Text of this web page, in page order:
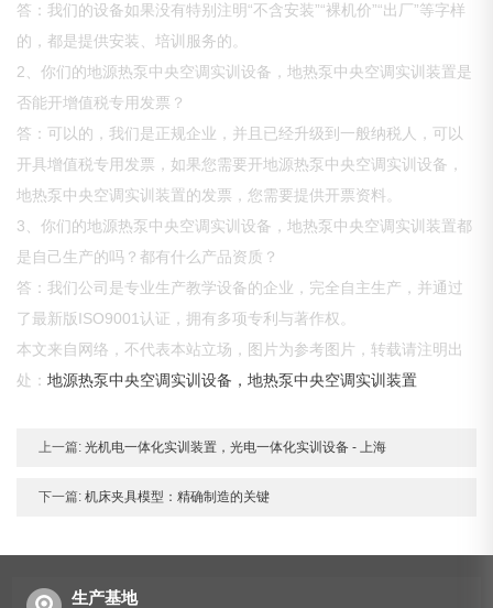
答：我们的设备如果没有特别注明“不含安装”“裸机价”“出厂”等字样
的，都是提供安装、培训服务的。
2、你们的地源热泵中央空调实训设备，地热泵中央空调实训装置是
否能开增值税专用发票？
答：可以的，我们是正规企业，并且已经升级到一般纳税人，可以
开具增值税专用发票，如果您需要开地源热泵中央空调实训设备，
地热泵中央空调实训装置的发票，您需要提供开票资料。
3、你们的地源热泵中央空调实训设备，地热泵中央空调实训装置都
是自己生产的吗？都有什么产品资质？
答：我们公司是专业生产教学设备的企业，完全自主生产，并通过
了最新版ISO9001认证，拥有多项专利与著作权。
本文来自网络，不代表本站立场，图片为参考图片，转载请注明出
处：地源热泵中央空调实训设备，地热泵中央空调实训装置
上一篇: 光机电一体化实训装置，光电一体化实训设备 - 上海
下一篇: 机床夹具模型：精确制造的关键
生产基地